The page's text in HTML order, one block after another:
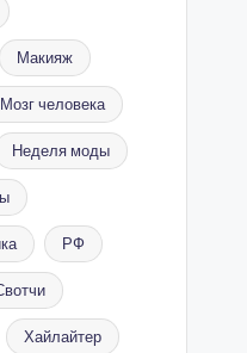
Макияж
Мозг человека
Неделя моды
РФ
Хайлайтер